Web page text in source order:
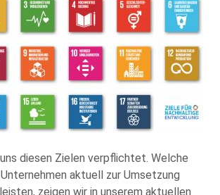
diesen Zielen verpflichtet. Welche
aktuell zur Umsetzung
zeigen wir in unserem aktuellen